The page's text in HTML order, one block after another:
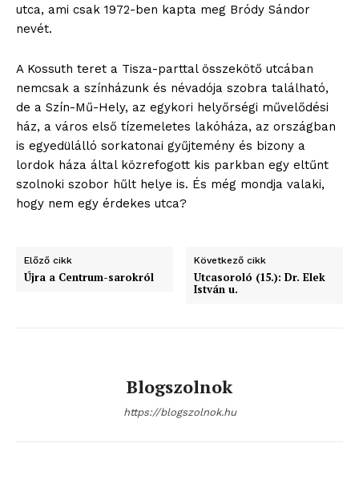
blogSZOLNOK
szubjektív élményportál
utca, ami csak 1972-ben kapta meg Bródy Sándor
nevét.
A Kossuth teret a Tisza-parttal összekötő utcában
nemcsak a színházunk és névadója szobra található,
de a Szín-Mű-Hely, az egykori helyőrségi művelődési
ház, a város első tízemeletes lakóháza, az országban
is egyedülálló sorkatonai gyűjtemény és bizony a
lordok háza által közrefogott kis parkban egy eltűnt
szolnoki szobor hűlt helye is. És még mondja valaki,
hogy nem egy érdekes utca?
Előző cikk
Újra a Centrum-sarokról
Következő cikk
Utcasoroló (15.): Dr. Elek
István u.
Blogszolnok
https://blogszolnok.hu